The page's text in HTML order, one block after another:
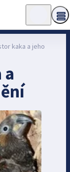
kaka a jeho
a